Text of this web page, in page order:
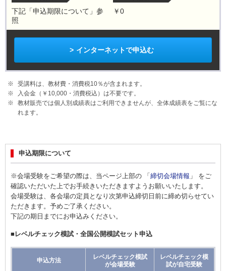
下記「申込期限について」参
照
￥0
インターネットで申込む
受講料は、教材費・消費税10％が含まれます。
入会金（￥10,000・消費税込）は不要です。
教材販売では個人別成績表はご利用できませんが、全体成績表をご覧にな
れます。
申込期限について
※会場受験をご希望の際は、当ページ上部の 「 締切会場情報 」 をご
確認いただいた上でお手続きいただきますようお願いいたします。
会場受験は、各会場の定員となり次第申込締切日前に締め切らせてい
ただきます。予めご了承ください。
下記の期日までにお申込みください。
■レベルチェック模試・全国公開模試セット申込
申込方法
レベルチェック模試
が会場受験
レベルチェック模
試が自宅受験